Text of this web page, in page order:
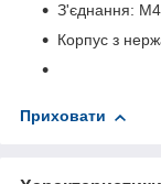
З'єднання: M4
Корпус з
Приховати